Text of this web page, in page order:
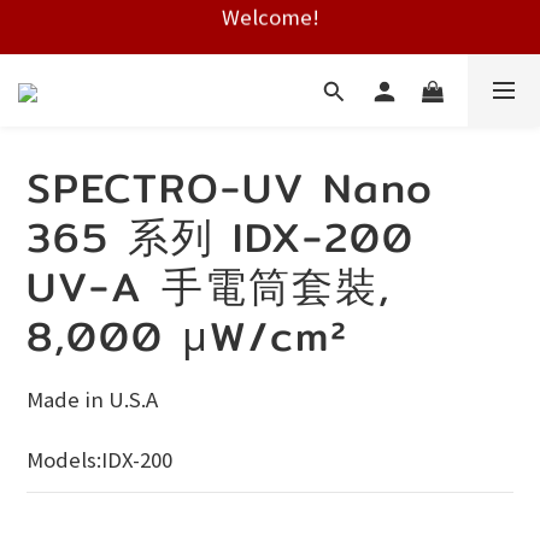
Free shipping on HK orders over $2000
Free shipping on HK orders over $2000
SPECTRO-UV Nano
365 系列 IDX-200
UV-A 手電筒套裝,
8,000 μW/cm²
Made in U.S.A
Models:IDX-200